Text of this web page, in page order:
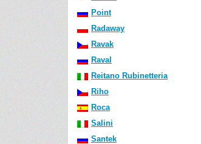
Point
Radaway
Ravak
Raval
Reitano Rubinetteria
Riho
Roca
Salini
Santek